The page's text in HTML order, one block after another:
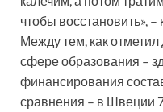
чтобы восстановить»,
Между тем, как отметил
сфере образования –
финансирования
сравнения – в Швеции